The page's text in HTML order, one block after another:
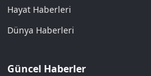
Hayat Haberleri
Dünya Haberleri
Güncel Haberler